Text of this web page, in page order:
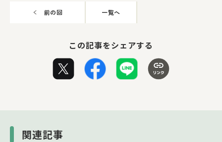
前の回 一覧へ
この記事をシェアする
関連記事